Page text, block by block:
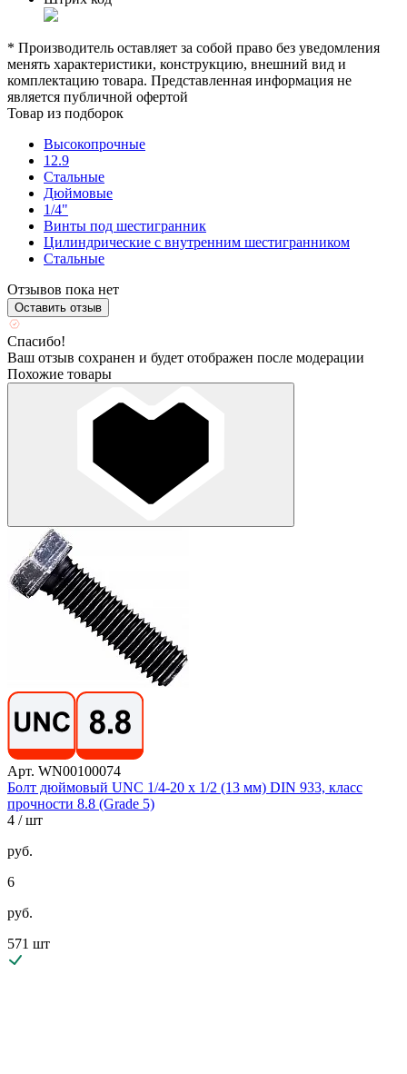
* Производитель оставляет за собой право без уведомления
менять характеристики, конструкцию, внешний вид и
комплектацию товара. Представленная информация не
является публичной офертой
Товар из подборок
Высокопрочные
12.9
Стальные
Дюймовые
1/4"
Винты под шестигранник
Цилиндрические с внутренним шестигранником
Стальные
Отзывов пока нет
Оставить отзыв
Спасибо!
Ваш отзыв сохранен и будет отображен после модерации
Похожие товары
Арт. WN00100074
Болт дюймовый UNC 1/4-20 х 1/2 (13 мм) DIN 933, класс
прочности 8.8 (Grade 5)
4 / шт
руб.
6
руб.
571 шт